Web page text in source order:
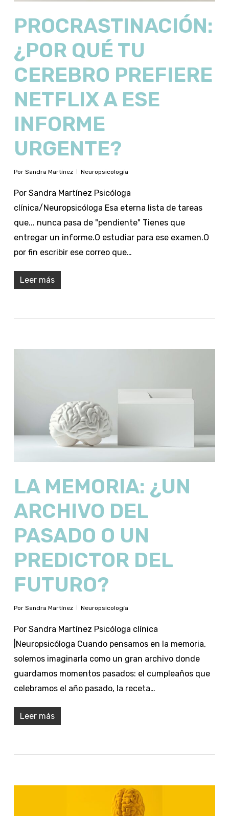
PROCRASTINACIÓN:
¿POR QUÉ TU
CEREBRO PREFIERE
NETFLIX A ESE
INFORME
URGENTE?
Por Sandra Martínez Neuropsicología
Por Sandra Martínez Psicóloga
clínica/Neuropsicóloga Esa eterna lista de tareas
que... nunca pasa de "pendiente" Tienes que
entregar un informe.O estudiar para ese examen.O
por fin escribir ese correo que…
Leer más
LA MEMORIA: ¿UN
ARCHIVO DEL
PASADO O UN
PREDICTOR DEL
FUTURO?
Por Sandra Martínez Neuropsicología
Por Sandra Martínez Psicóloga clínica
|Neuropsicóloga Cuando pensamos en la memoria,
solemos imaginarla como un gran archivo donde
guardamos momentos pasados: el cumpleaños que
celebramos el año pasado, la receta…
Leer más